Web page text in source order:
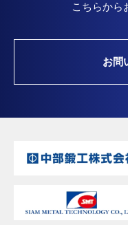
こちらから
お問